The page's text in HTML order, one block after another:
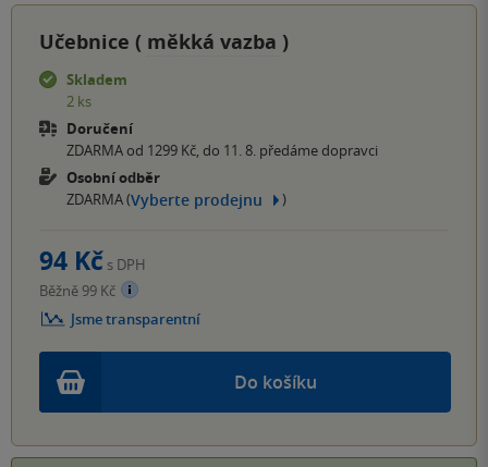
Učebnice ( měkká vazba )
Skladem
2 ks
Doručení
ZDARMA od 1299 Kč, do 11. 8. předáme dopravci
Osobní odběr
ZDARMA (Vyberte prodejnu )
Do košíku
94 Kč s DPH
Běžně 99 Kč
Jsme transparentní